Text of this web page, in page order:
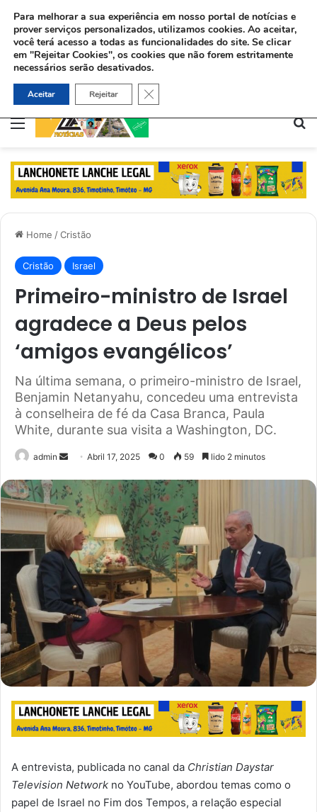
Menu
Home /Cristão
Cristão Israel
Primeiro-ministro de Israel
agradece a Deus pelos
‘amigos evangélicos’
Na última semana, o primeiro-ministro de Israel,
Benjamin Netanyahu, concedeu uma entrevista
à conselheira de fé da Casa Branca, Paula
White, durante sua visita a Washington, DC.
admin
Send
email
Abril 17, 2025 0 59 lido 2 minutos
A entrevista, publicada no canal da Christian Daystar
Television Network no YouTube, abordou temas como o
papel de Israel no Fim dos Tempos, a relação especial
Para melhorar a sua experiência em nosso portal de notícias e
prover serviços personalizados, utilizamos cookies. Ao aceitar,
você terá acesso a todas as funcionalidades do site. Se clicar
em "Rejeitar Cookies", os cookies que não forem estritamente
necessários serão desativados.
Aceitar Rejeitar Close GDPR Cookie Banner